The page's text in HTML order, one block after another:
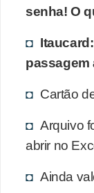
senha! O
passagem
Cartão
Arquivo
abrir no
Ainda
b
t
o
E
d
u
a